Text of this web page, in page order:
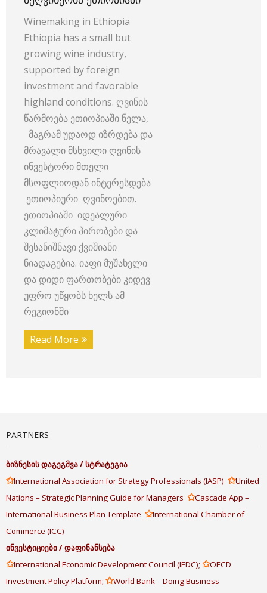
Winemaking in Ethiopia
Ethiopia has a small but
growing wine industry,
supported by foreign
investment and favorable
highland conditions. ღვინის
წარმოება ეთიოპიაში ნელა,
მაგრამ უდაოდ იზრდება და
მრავალი მსხვილი ღვინის
ინვესტორი მთელი
მსოფლიოდან ინტერესდება
ეთიოპიური ღვინოებით.
ეთიოპიაში იდეალური
კლიმატური პირობები და
შესანიშნავი ქვიშიანი
ნიადაგებია. იაფი მუშახელი
და დიდი ფართობები კიდევ
უფრო უწყობს ხელს ამ
რეგიონში
Read More
PARTNERS
ბიზნესისდაგეგმვა/სტრატეგია
✩International Association for Strategy Professionals (IASP) ✩United
Nations – Strategic Planning Guide for Managers ✩Cascade App –
International Business Plan Template ✩International Chamber of
Commerce (ICC)
ინვესტიციები/დაფინანსება
✩International Economic Development Council (IEDC); ✩OECD
Investment Policy Platform; ✩World Bank – Doing Business